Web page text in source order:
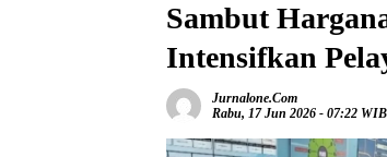
Sambut
Intensifkan
Jurnalone.com
Rabu, 17 Jun 2026 - 07:22 WIB